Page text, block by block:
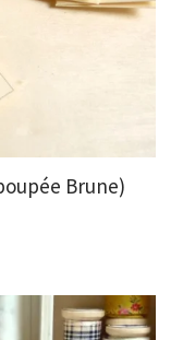
Brune)